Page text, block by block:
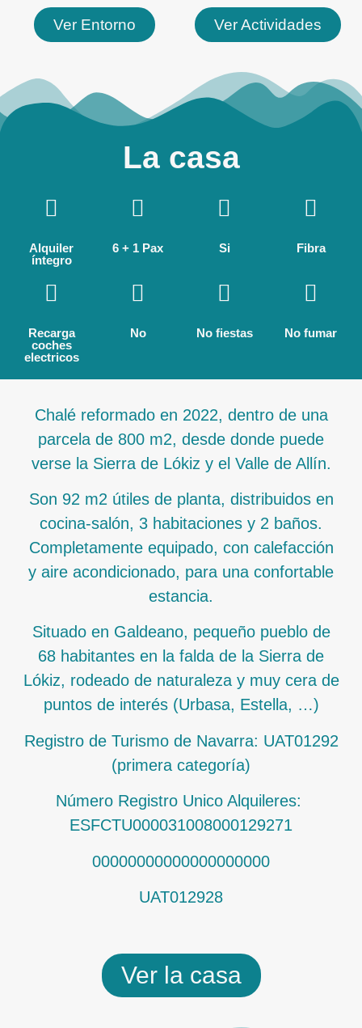
Ver Entorno Ver Actividades
La casa
Alquiler
íntegro
6 + 1 Pax Si Fibra
Recarga
coches
electricos
No No fiestas No fumar
Chalé reformado en 2022, dentro de una
parcela de 800 m2, desde donde puede
verse la Sierra de Lókiz y el Valle de Allín.
Son 92 m2 útiles de planta, distribuidos en
cocina-salón, 3 habitaciones y 2 baños.
Completamente equipado, con calefacción
y aire acondicionado, para una confortable
estancia.
Situado en Galdeano, pequeño pueblo de
68 habitantes en la falda de la Sierra de
Lókiz, rodeado de naturaleza y muy cera de
puntos de interés (Urbasa, Estella, …)
Registro de Turismo de Navarra: UAT01292
(primera categoría)
Número Registro Unico Alquileres:
ESFCTU000031008000129271
00000000000000000000
UAT012928
Ver la casa